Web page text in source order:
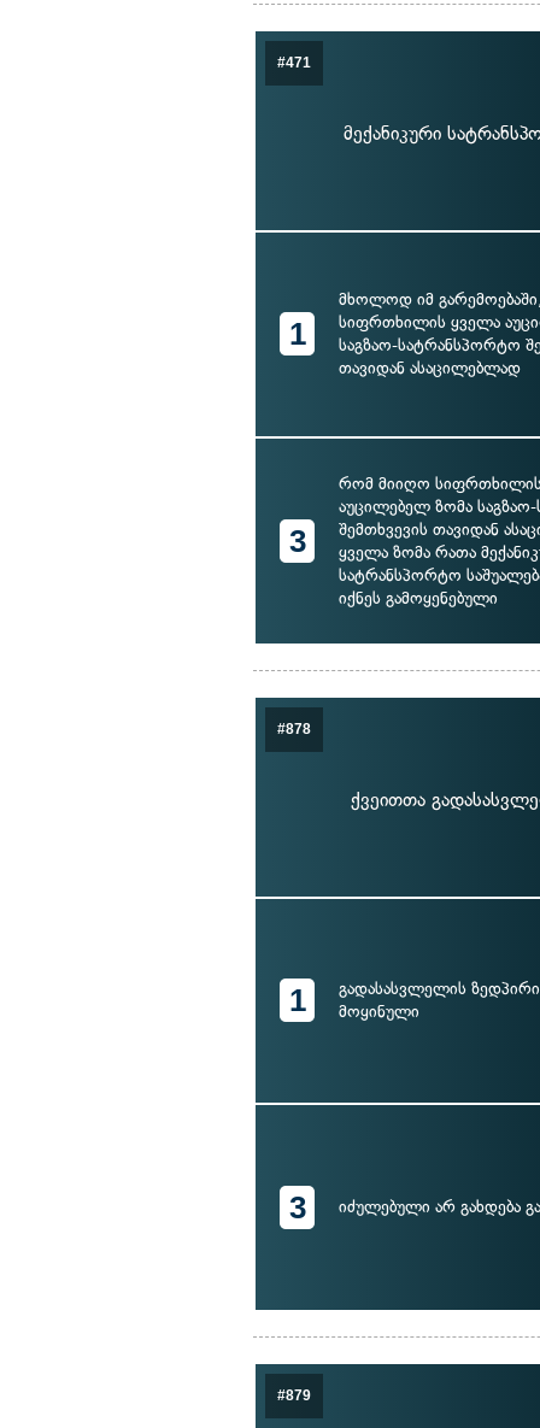
#471
მექანიკური
1
მხოლოდ იმ
სიფრთხილის ყველა
საგზაო-სატრანსპორტო
თავიდან ასაცილებლად
3
რომ მიიღო
აუცილებელ ზომა
შემთხვევის თავიდან
ყველა ზომა რათა
სატრანსპორტო
იქნეს გამოყენებული
#878
ქვეითთა
1
გადასასვლელის
მოყინული
3 იძულებული არ გახდება
#879